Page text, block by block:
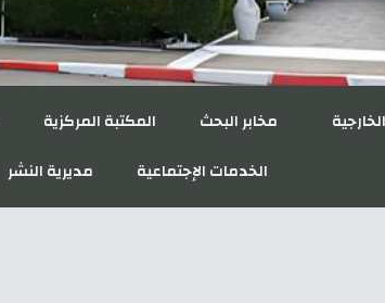
مخابر البحث المكتبة المركزية
الخدمات الإجتماعية
مديرية النشر